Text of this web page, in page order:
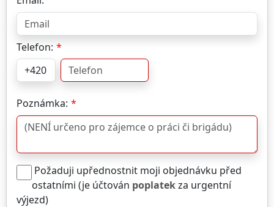
Telefon:
Poznámka:
Požaduji upřednostnit moji objednávku před
ostatními (je účtován poplatekza urgentní
výjezd)